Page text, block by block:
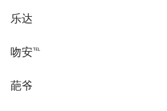
乐达
吻安℡
葩爷